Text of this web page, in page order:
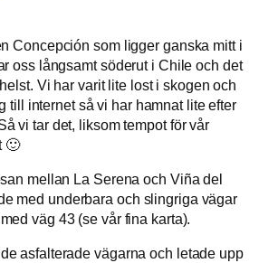
Concepción som ligger ganska mitt i
oss långsamt söderut i Chile och det
Vi har varit lite lost i skogen och
till internet så vi har hamnat lite efter
vi tar det, liksom tempot för vår
🙂
mellan La Serena och Viña del
med underbara och slingriga vägar
väg 43 (se vår fina karta).
asfalterade vägarna och letade upp